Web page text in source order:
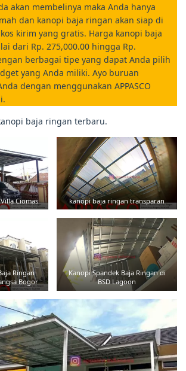
akan membelinya maka Anda hanya
dan kanopi baja ringan akan siap di
kirim yang gratis. Harga kanopi baja
dari Rp. 275,000.00 hingga Rp.
berbagai tipe yang dapat Anda pilih
yang Anda miliki. Ayo buruan
dengan menggunakan APPASCO
baja ringan terbaru.
Ciomas kanopi baja ringan transparan
Ringan
Bogor
Kanopi Spandek Baja Ringan di
BSD Lagoon